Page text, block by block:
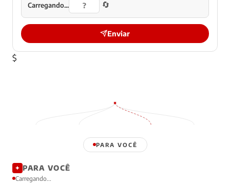
Carregando... 🔄
Enviar
$
PARA VOCÊ
✦ PARA VOCÊ
Carregando...